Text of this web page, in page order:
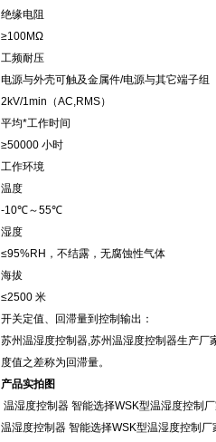
绝缘电阻
≥100MΩ
工频耐压
电源与外壳可触及金属件/电源与其它端子组
2kV/1min（AC,RMS）
平均*工作时间
≥50000 小时
工作环境
温度
-10℃～55℃
湿度
≤95%RH，不结露，无腐蚀性气体
海拔
≤2500 米
开关定值、回滞量到控制输出：
苏州温湿度控制器,苏州温湿度控制器生产
度值之差称为回滞量。
产品实拍图
温湿度控制器 智能选择WSK型温湿度控制
温湿度控制器 智能选择WSK型温湿度控制厂